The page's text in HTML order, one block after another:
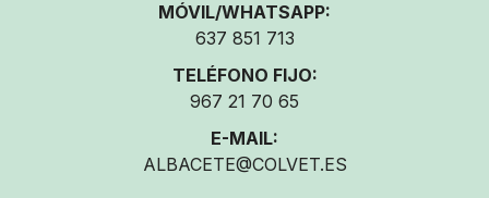
MÓVIL/WHATSAPP:
637 851 713
TELÉFONO FIJO:
967 21 70 65
E-MAIL:
ALBACETE@COLVET.ES